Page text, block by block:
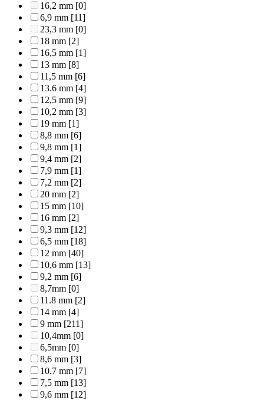
16,2 mm [0]
6,9 mm [11]
23,3 mm [0]
18 mm [2]
16,5 mm [1]
13 mm [8]
11,5 mm [6]
13.6 mm [4]
12,5 mm [9]
10,2 mm [3]
19 mm [1]
8,8 mm [6]
9,8 mm [1]
9,4 mm [2]
7,9 mm [1]
7,2 mm [2]
20 mm [2]
15 mm [10]
16 mm [2]
9,3 mm [12]
6,5 mm [18]
12 mm [40]
10,6 mm [13]
9,2 mm [6]
8,7mm [0]
11.8 mm [2]
14 mm [4]
9 mm [211]
10,4mm [0]
6,5mm [0]
8,6 mm [3]
10.7 mm [7]
7,5 mm [13]
9,6 mm [12]